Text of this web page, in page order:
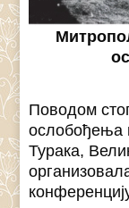
Поводом
ослобођења
Турака,